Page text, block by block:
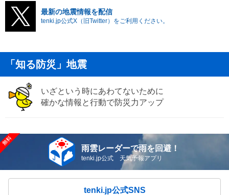
最新の地震情報を配信
tenki.jp公式X（旧Twitter）をご利用ください。
「知る防災」地震
いざという時にあわてないために
確かな情報と行動で防災力アップ
雨雲レーダーで雨を回避！
tenki.jp公式 天気予報アプリ
tenki.jp公式SNS